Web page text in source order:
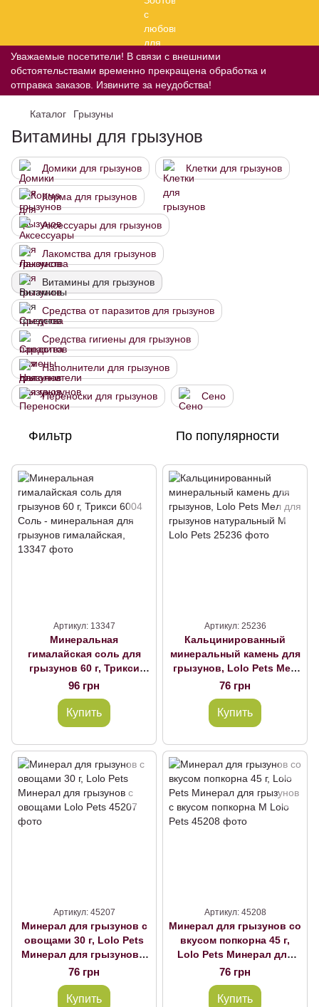
Уважаемые посетители! В связи с внешними
обстоятельствами временно прекращена обработка и
отправка заказов. Извините за неудобства!
Каталог Грызуны
Витамины для грызунов
Домики для грызунов Клетки для грызунов
Корма для грызунов
Аксессуары для грызунов
Лакомства для грызунов
Витамины для грызунов
Средства от паразитов для грызунов
Средства гигиены для грызунов
Наполнители для грызунов
Переноски для грызунов Сено
Фильтр По популярности
Артикул: 13347
Минеральная
гималайская соль для
грызунов 60 г, Трикси
6004 Соль - минеральная
для грызунов
гималайская,
96 грн
Купить
Артикул: 25236
Кальцинированный
минеральный камень для
грызунов, Lolo Pets Мел
для грызунов
натуральный M Lolo Pets
76 грн
Купить
Артикул: 45207
Минерал для грызунов с
овощами 30 г, Lolo Pets
Минерал для грызунов с
овощами Lolo Pets
76 грн
Купить
Артикул: 45208
Минерал для грызунов со
вкусом попкорна 45 г,
Lolo Pets Минерал для
грызунов с вкусом
попкорна М Lolo Pets
76 грн
Купить